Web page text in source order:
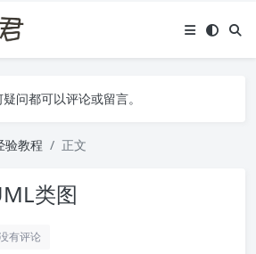
问都可以评论或留言。
问都可以评论或留言。
验教程 正文
类图
有评论